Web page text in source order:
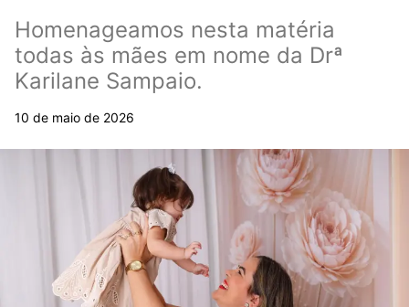
Homenageamos nesta matéria
todas às mães em nome da Drª
Karilane Sampaio.
10 de maio de 2026